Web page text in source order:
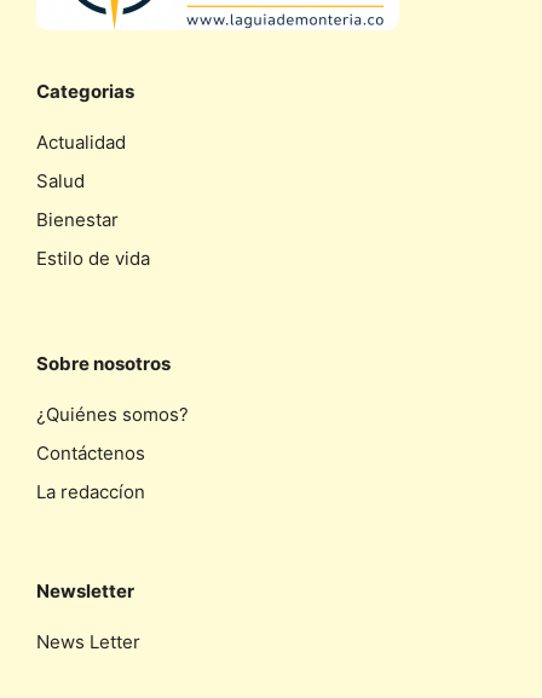
Categorias
Actualidad
Salud
Bienestar
Estilo de vida
Sobre nosotros
¿Quiénes somos?
Contáctenos
La redaccíon
Newsletter
News Letter